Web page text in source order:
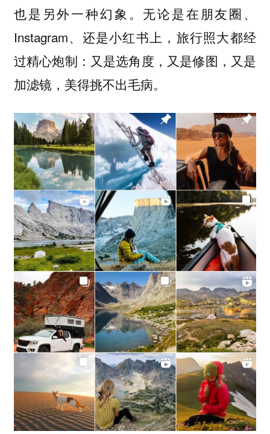
也是另外一种幻象。无论是在朋友圈、
Instagram、还是小红书上，旅行照大都经
过精心炮制：又是选角度，又是修图，又是
加滤镜，美得挑不出毛病。